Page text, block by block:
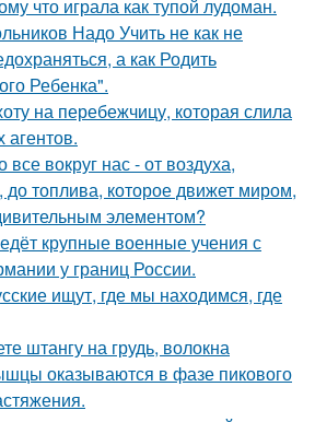
что играла как тупой лудоман.
Надо Учить не как не
а как Родить
Ребенка".
на перебежчицу, которая слила
агентов.
вокруг нас - от воздуха,
топлива, которое движет миром,
элементом?
крупные военные учения с
у границ России.
ищут, где мы находимся, где
штангу на грудь, волокна
оказываются в фазе пикового